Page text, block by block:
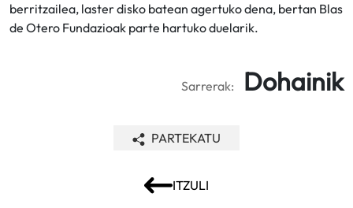
berritzailea, laster disko batean agertuko dena, bertan Blas
de Otero Fundazioak parte hartuko duelarik.
Sarrerak: Dohainik
ITZULI
PARTEKATU